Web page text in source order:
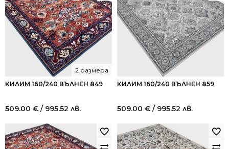
КИЛИМ 160/240 ВЪЛНЕН 849
2 размера
509.00 € / 995.52 лв.
КИЛИМ 160/240 ВЪЛНЕН 859
509.00 € / 995.52 лв.